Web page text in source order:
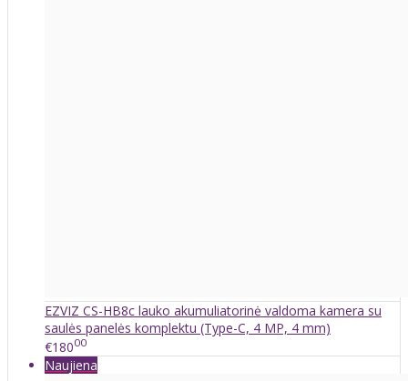
EZVIZ CS-HB8c lauko akumuliatorinė valdoma kamera su
saulės panelės komplektu (Type-C, 4 MP, 4 mm)
€18000
Naujiena